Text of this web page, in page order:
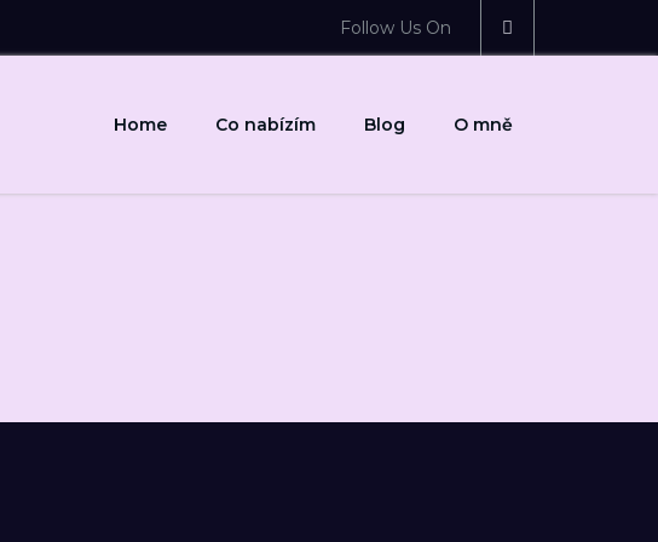
Follow Us On
Home Co nabízím Blog O mně